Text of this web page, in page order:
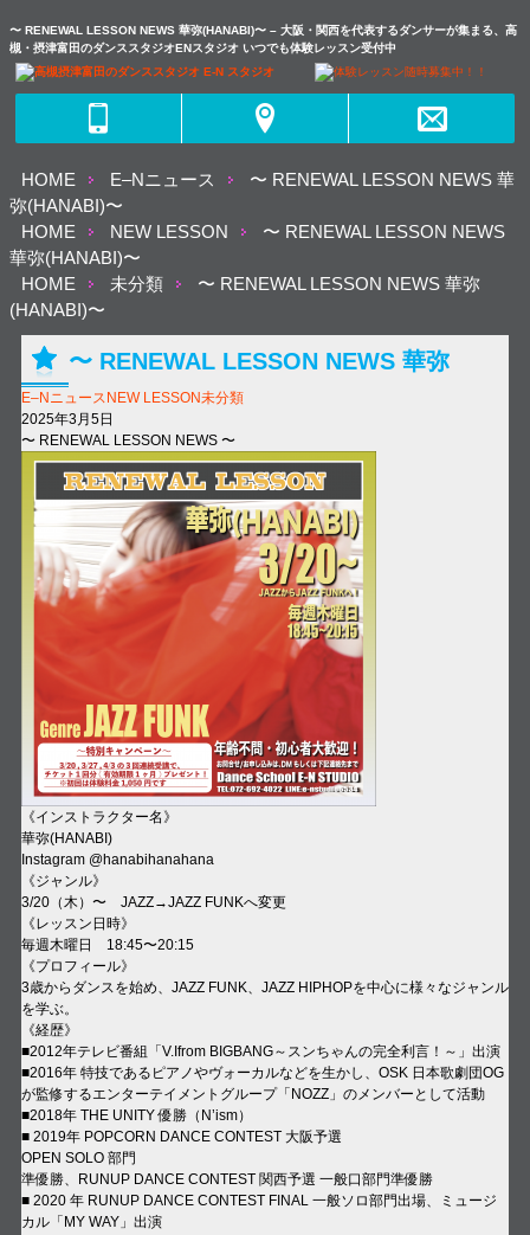
〜 RENEWAL LESSON NEWS 華弥(HANABI)〜 – 大阪・関西を代表するダンサーが集まる、高
槻・摂津富田のダンススタジオENスタジオ いつでも体験レッスン受付中
HOME E–Nニュース
〜 RENEWAL LESSON NEWS 華
弥(HANABI)〜
HOME
NEW LESSON
〜 RENEWAL LESSON NEWS
華弥(HANABI)〜
HOME
未分類
〜 RENEWAL LESSON NEWS 華弥
(HANABI)〜
〜 RENEWAL LESSON NEWS 華弥
(HANABI)〜
E–Nニュース NEW LESSON未分類
2025年3月5日
〜 RENEWAL LESSON NEWS 〜
《インストラクター名》
華弥(HANABI)
Instagram @hanabihanahana
《ジャンル》
3/20（木）〜 JAZZ→JAZZ FUNKへ変更
《レッスン日時》
毎週木曜日 18:45〜20:15
《プロフィール》
3歳からダンスを始め、JAZZ FUNK、JAZZ HIPHOPを中心に様々なジャンル
を学ぶ。
《経歴》
■2012年テレビ番組「V.Ifrom BIGBANG～スンちゃんの完全利言！～」出演
■2016年 特技であるピアノやヴォーカルなどを生かし、OSK 日本歌劇団OG
が監修するエンターテイメントグループ「NOZZ」のメンバーとして活動
■2018年 THE UNITY 優勝（N’ism）
■ 2019年 POPCORN DANCE CONTEST 大阪予選
OPEN SOLO 部門
準優勝、RUNUP DANCE CONTEST 関西予選 一般口部門準優勝
■ 2020 年 RUNUP DANCE CONTEST FINAL 一般ソロ部門出場、ミュージ
カル「MY WAY」出演